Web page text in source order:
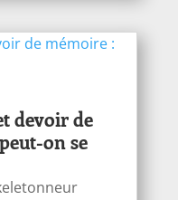
devoir de
on se